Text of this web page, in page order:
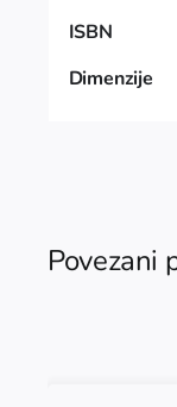
ISBN
Dimenzije
Povezani